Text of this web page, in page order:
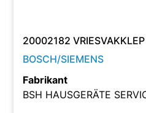
20002182 VRIESVAKKLEP
BOSCH/SIEMENS
Fabrikant
BSH HAUSGERÄTE